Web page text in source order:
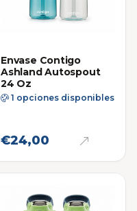
Envase Contigo
Ashland Autospout
24 Oz
1 opciones disponibles
€24,00